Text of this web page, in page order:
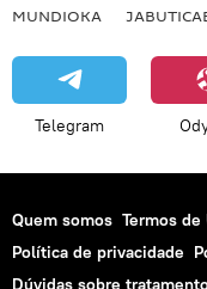
MUNDIOKA
Telegram
Quem somos Termos de
Política de privacidade
Dúvidas sobre